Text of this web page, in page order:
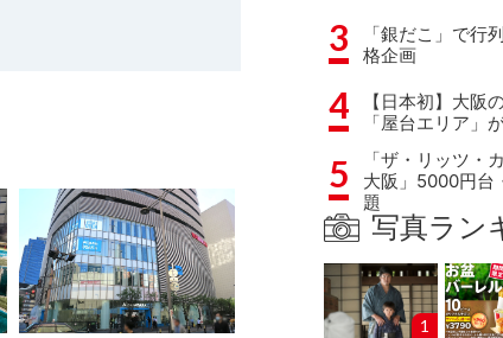
3
「銀だこ」で行
格企画
4
【日本初】大阪
「屋台エリア」
5
「ザ・リッツ・
大阪」5000円台
題
写真ラン
1